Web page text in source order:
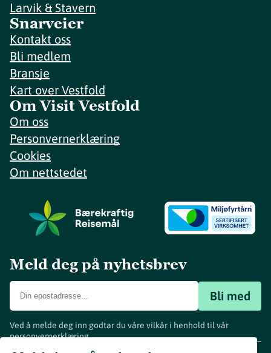
Larvik & Stavern
Snarveier
Kontakt oss
Bli medlem
Bransje
Kart over Vestfold
Om Visit Vestfold
Om oss
Personvernerklæring
Cookies
Om nettstedet
Meld deg på nyhetsbrev
Bli med
Ved å melde deg inn godtar du våre vilkår i henhold til vår
personvernerklæring.